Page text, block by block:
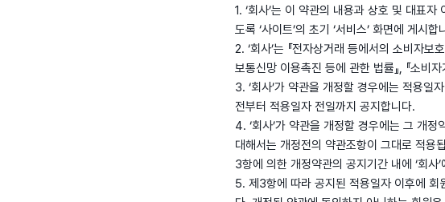
1. ‘회사’는 이 약관의 내용과 상호 및 대표
도록 ‘사이트’의 초기 ‘서비스’ 화면에 게시
2. ‘회사’는 『전자상거래 등에서의 소비자보
보통신망 이용촉진 등에 관한 법률』, 『소비
3. ‘회사’가 약관을 개정할 경우에는 적용일
전부터 적용일자 전일까지 공지합니다.
4. ‘회사’가 약관을 개정할 경우에는 그 개
대해서는 개정전의 약관조항이 그대로 적용
3항에 의한 개정약관의 공지기간 내에 ‘회사
5. 제3항에 따라 공지된 적용일자 이후에 회